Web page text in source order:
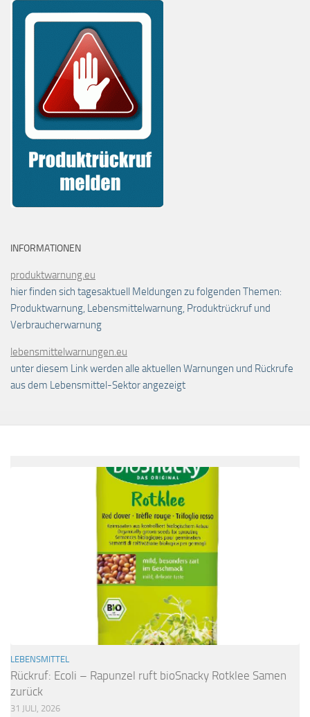
INFORMATIONEN
produktwarnung.eu
hier finden sich tagesaktuell Meldungen zu folgenden Themen:
Produktwarnung, Lebensmittelwarnung, Produktrückruf und
Verbraucherwarnung
lebensmittelwarnungen.eu
unter diesem Link werden alle aktuellen Warnungen und Rückrufe
aus dem Lebensmittel-Sektor angezeigt
LEBENSMITTEL
Rückruf: Ecoli – Rapunzel ruft bioSnacky Rotklee Samen
zurück
31 JULI, 2026